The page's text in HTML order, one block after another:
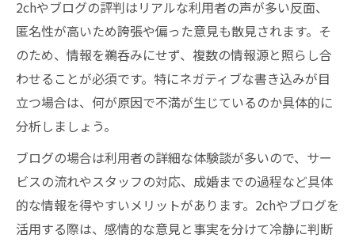
2chやブログの評判はリアルな利用者の声が多い反面、
匿名性が高いため誇張や偏った意見も散見されます。そ
のため、情報を鵜呑みにせず、複数の情報源と照らし合
わせることが必須です。特にネガティブな書き込みが目
立つ場合は、何が原因で不満が生じているのか具体的に
分析しましょう。
ブログの場合は利用者の詳細な体験談が多いので、サー
ビスの流れやスタッフの対応、成婚までの過程など具体
的な情報を得やすいメリットがあります。2chやブログを
活用する際は、感情的な意見と事実を分けて冷静に判断